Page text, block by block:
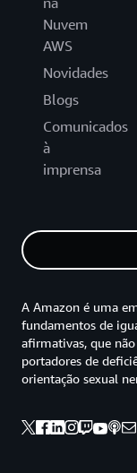
Nuvem
AWS
Novidades
Blogs
Comunicados
à
imprensa
A Amazon é uma
fundamentos de
afirmativas, que
portadores de
orientação sexual